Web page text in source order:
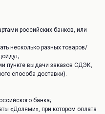
российских банков, или
несколько разных товаров/
пункте выдачи заказов СДЭК,
способа доставки).
банка;
«Долями», при котором оплата